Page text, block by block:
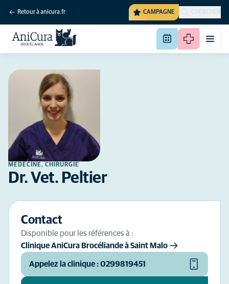
Retour à anicura.fr CAMPAGNE CHERCHER
MÉDECINE, CHIRURGIE
Dr. Vet. Peltier
Contact
Disponible pour les références à :
Clinique AniCura Brocéliande à Saint Malo
Appelez la clinique : 0299819451